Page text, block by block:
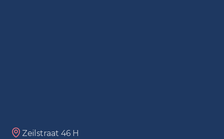
Zeilstraat 46 H